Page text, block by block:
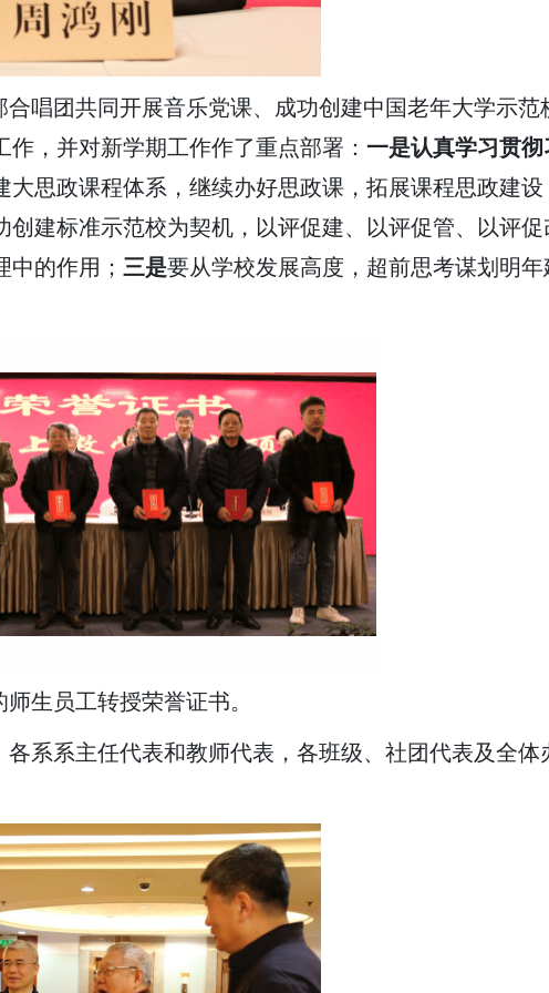
唱团共同开展音乐党课、成功创建中国老年大学示范
，并对新学期工作作了重点部署： 一是认真学习贯彻
大思政课程体系，继续办好思政课，拓展课程思政建设
创建标准示范校为契机，以评促建、以评促管、以评促
的作用； 三是要从学校发展高度，超前思考谋划明年
生员工转授荣誉证书。
系系主任代表和教师代表，各班级、社团代表及全体